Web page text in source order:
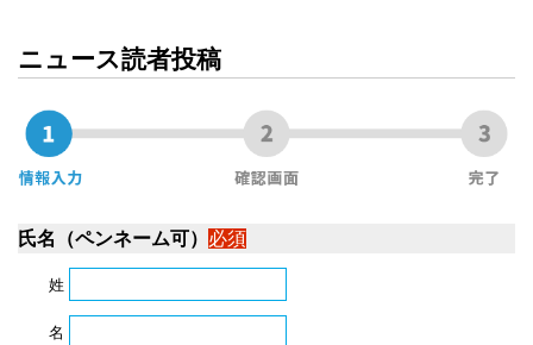
ニュース読者投稿
氏名（ペンネーム可） 必須
姓
名